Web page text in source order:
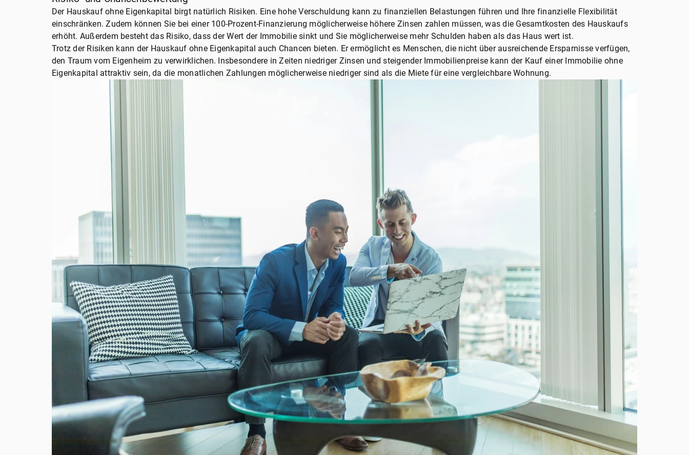
Der Hauskauf ohne Eigenkapital birgt natürlich Risiken. Eine hohe Verschuldung kann zu finanziellen Belastungen führen und Ihre finanzielle Flexibilität
einschränken. Zudem können Sie bei einer 100-Prozent-Finanzierung möglicherweise höhere Zinsen zahlen müssen, was die Gesamtkosten des Hauskaufs
erhöht. Außerdem besteht das Risiko, dass der Wert der Immobilie sinkt und Sie möglicherweise mehr Schulden haben als das Haus wert ist.
Trotz der Risiken kann der Hauskauf ohne Eigenkapital auch Chancen bieten. Er ermöglicht es Menschen, die nicht über ausreichende Ersparnisse verfügen,
den Traum vom Eigenheim zu verwirklichen. Insbesondere in Zeiten niedriger Zinsen und steigender Immobilienpreise kann der Kauf einer Immobilie ohne
Eigenkapital attraktiv sein, da die monatlichen Zahlungen möglicherweise niedriger sind als die Miete für eine vergleichbare Wohnung.